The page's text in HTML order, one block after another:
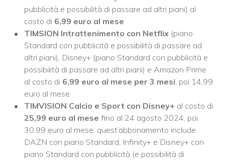
pubblicità e possibilità di passare ad altri piani) al
costo di 6,99 euro al mese
TIMSION Intrattenimento con Netflix (piano
Standard con pubblicità e possibilità di passare ad
altri piani), Disney+ (piano Standard con pubblicità e
possibilità di passare ad altri piani) e Amazon Prime
al costo di 6,99 euro al mese per 3 mesi , poi 14,99
euro al mese
TIMVISION Calcio e Sport con Disney+ al costo di
25,99 euro al mese fino al 24 agosto 2024, poi
30,99 euro al mese; quest’abbonamento include
DAZN con piano Standard, Infinity+ e Disney+ con
piano Standard con pubblicità (e possibilità di